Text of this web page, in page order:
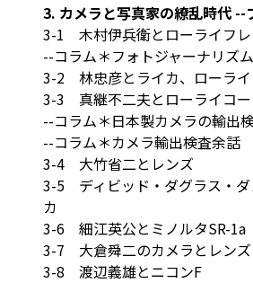
3. カメラと写真家の繚乱時代 --
3-1 木村伊兵衛とローライフレ
--コラム＊フォトジャーナリズ
3-2 林忠彦とライカ、ローライ
3-3 真継不二夫とローライコー
--コラム＊日本製カメラの輸出
--コラム＊カメラ輸出検査余話
3-4 大竹省二とレンズ
3-5 ディビッド・ダグラス・ダ
カ
3-6 細江英公とミノルタSR-1a
3-7 大倉舜二のカメラとレンズ
3-8 渡辺義雄とニコンF